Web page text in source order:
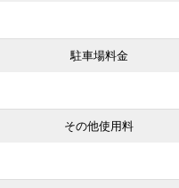
駐車場料金
その他使用料